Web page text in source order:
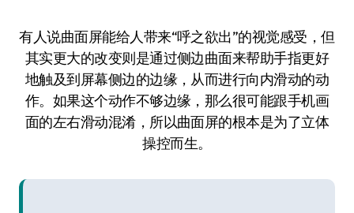
有人说曲面屏能给人带来“呼之欲出”的视觉感受，但
其实更大的改变则是通过侧边曲面来帮助手指更好
地触及到屏幕侧边的边缘，从而进行向内滑动的动
作。如果这个动作不够边缘，那么很可能跟手机画
面的左右滑动混淆，所以曲面屏的根本是为了立体
操控而生。